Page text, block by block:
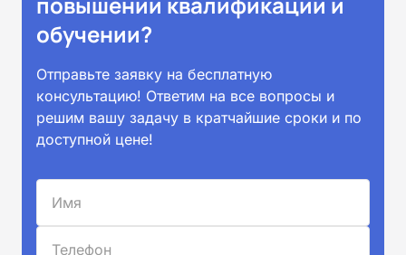
обучении?
Отправьте заявку на бесплатную
консультацию! Ответим на все вопросы и
решим вашу задачу в кратчайшие сроки и по
доступной цене!